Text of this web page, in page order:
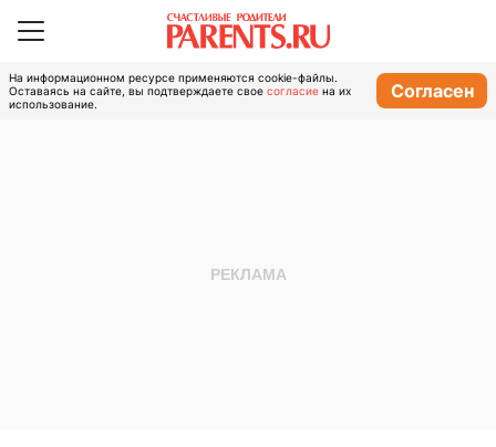
На информационном ресурсе применяются cookie-файлы.
Оставаясь на сайте, вы подтверждаете свое согласие на их
использование.
Согласен